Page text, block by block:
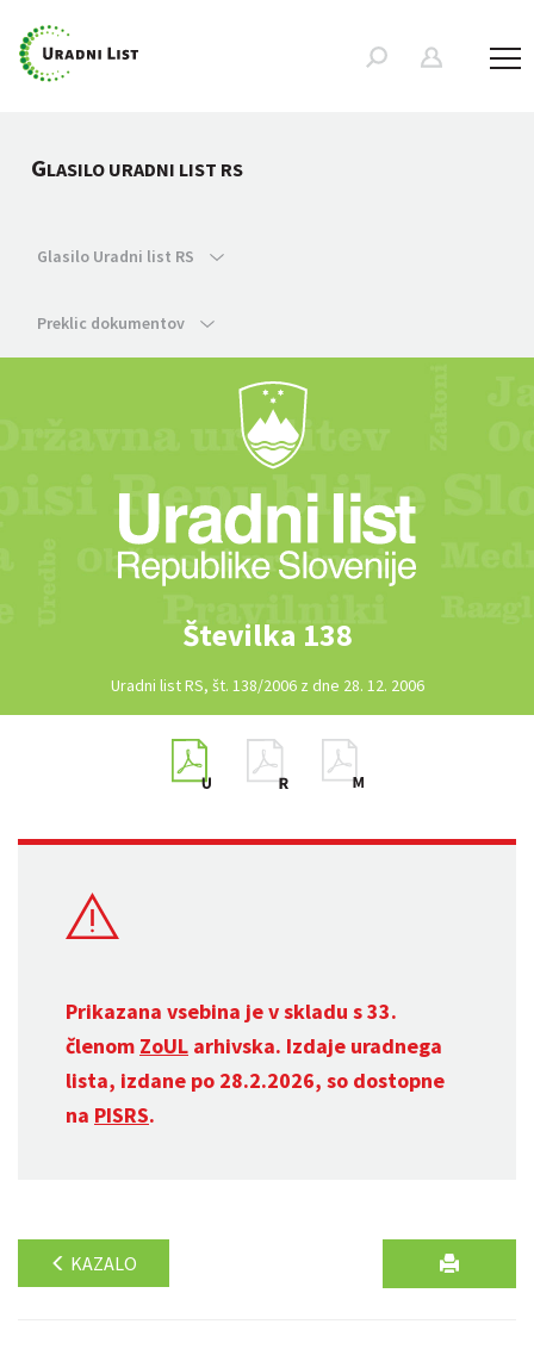
GLASILO URADNI LIST RS
Glasilo Uradni list RS
Preklic dokumentov
Številka 138
Uradni list RS, št. 138/2006 z dne 28. 12. 2006
Prikazana vsebina je v skladu s 33.
členom ZoUL arhivska. Izdaje uradnega
lista, izdane po 28.2.2026, so dostopne
na PISRS.
KAZALO